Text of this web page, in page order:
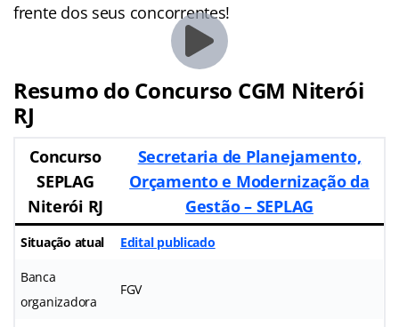
frente dos seus concorrentes!
Resumo do Concurso CGM Niterói
RJ
Concurso
SEPLAG
Niterói RJ
Secretaria de Planejamento,
Orçamento e Modernização da
Gestão – SEPLAG
Situação atual Edital publicado
Banca
organizadora
FGV